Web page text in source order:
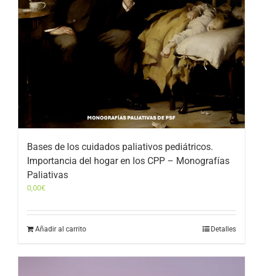
Bases de los cuidados paliativos pediátricos.
Importancia del hogar en los CPP – Monografías
Paliativas
0,00€
Añadir al carrito Detalles